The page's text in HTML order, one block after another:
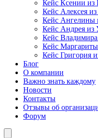
Кейс Ксении из
Кейс Алексея
Кейс Ангелины
Кейс Андрея
Кейс
Кейс
Кейс Григория
Блог
О компании
Важно знать каждому
Новости
Контакты
Отзывы об
Форум